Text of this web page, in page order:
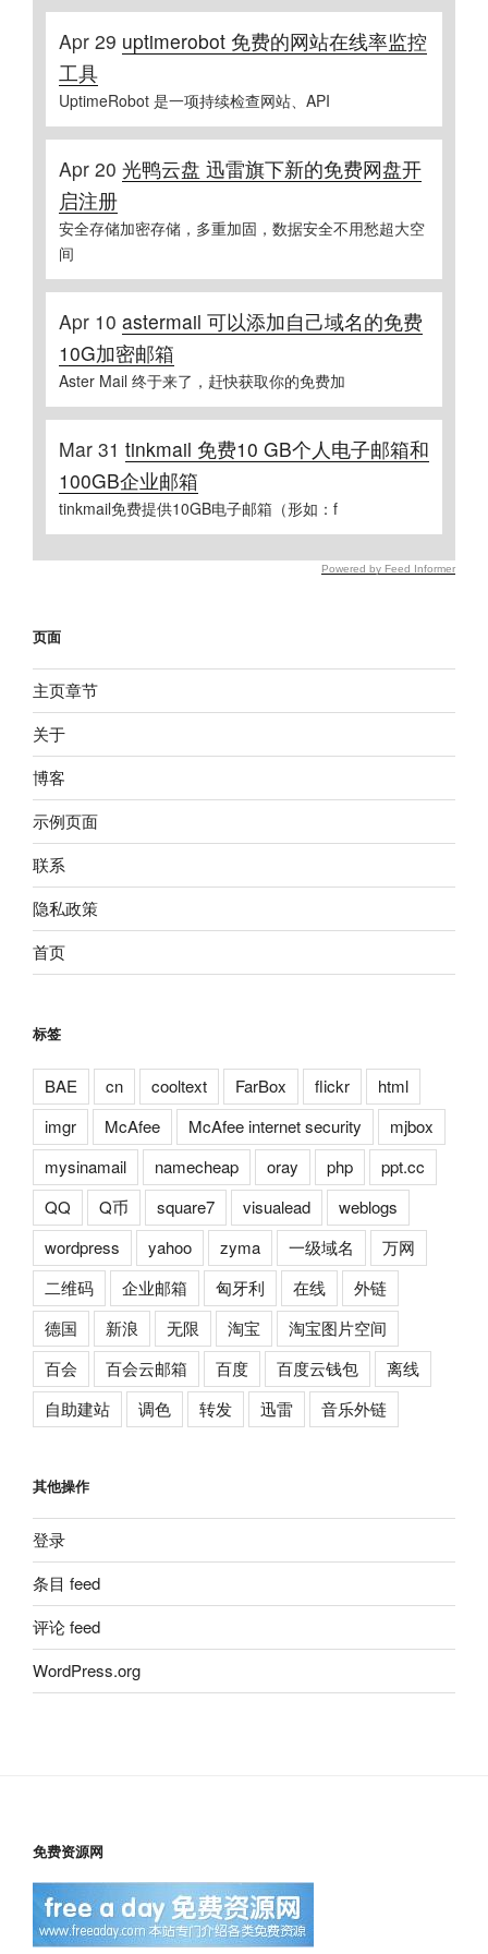
Apr 29 uptimerobot 免费的网站在线率监控
工具
UptimeRobot 是一项持续检查网站、API
Apr 20 光鸭云盘 迅雷旗下新的免费网盘开
启注册
安全存储加密存储，多重加固，数据安全不用愁超大空
间
Apr 10 astermail 可以添加自己域名的免费
10G加密邮箱
Aster Mail 终于来了，赶快获取你的免费加
Mar 31 tinkmail 免费10 GB个人电子邮箱和
100GB企业邮箱
tinkmail免费提供10GB电子邮箱（形如：f
Powered by Feed Informer
页面
主页章节
关于
博客
示例页面
联系
隐私政策
首页
标签
BAE cn cooltext FarBox flickr
html
imgr
McAfee McAfee internet security
mjbox
mysinamail
namecheap oray php
ppt.cc
QQ
Q币 square7 visualead
weblogs
wordpress
yahoo zyma 一级域名
万网
二维码
企业邮箱 匈牙利 在线
外链
德国
新浪 无限 淘宝
淘宝图片空间
百会
百会云邮箱 百度 百度云钱包
离线
自助建站
调色 转发 迅雷 音乐外链
其他操作
登录
条目 feed
评论 feed
WordPress.org
免费资源网